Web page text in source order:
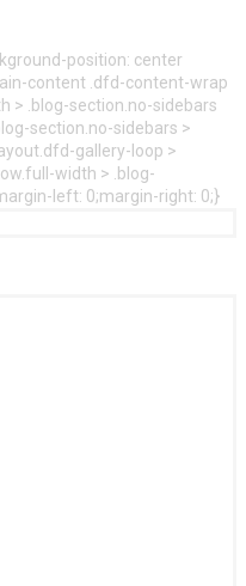
position: center
content .dfd-content-wrap
> .blog-section.no-sidebars
section.no-sidebars >
gallery-loop >
width > .blog-
left: 0;margin-right: 0;}